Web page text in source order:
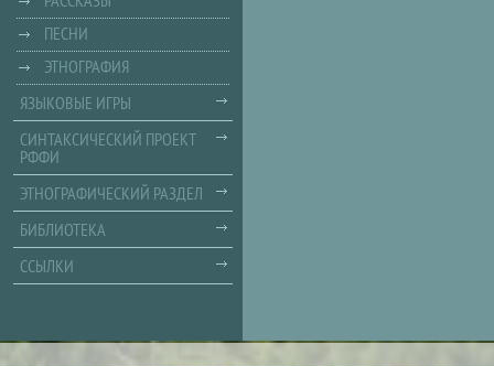
ПЕСНИ
ЭТНОГРАФИЯ
ЯЗЫКОВЫЕ ИГРЫ
СИНТАКСИЧЕСКИЙ ПРОЕКТ
РФФИ
ЭТНОГРАФИЧЕСКИЙ РАЗДЕЛ
БИБЛИОТЕКА
ССЫЛКИ